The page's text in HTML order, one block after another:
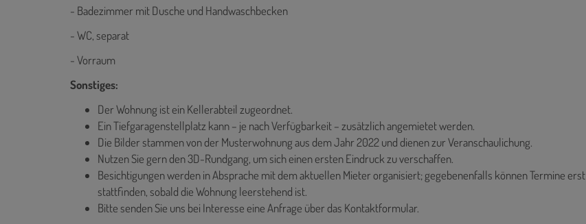
- Badezimmer mit Dusche und Handwaschbecken
- WC, separat
- Vorraum
Sonstiges:
Der Wohnung ist ein Kellerabteil zugeordnet.
Ein Tiefgaragenstellplatz kann – je nach Verfügbarkeit – zusätzlich angemietet werden.
Die Bilder stammen von der Musterwohnung aus dem Jahr 2022 und dienen zur Veranschaulichung.
Nutzen Sie gern den 3D-Rundgang, um sich einen ersten Eindruck zu verschaffen.
Besichtigungen werden in Absprache mit dem aktuellen Mieter organisiert; gegebenenfalls können Termine erst
stattfinden, sobald die Wohnung leerstehend ist.
Bitte senden Sie uns bei Interesse eine Anfrage über das Kontaktformular.